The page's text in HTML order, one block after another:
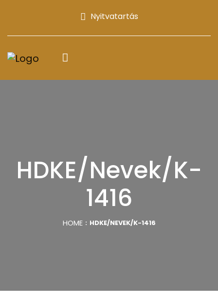
Nyitvatartás
HDKE/Nevek/K-
1416
HOME HDKE/NEVEK/K-1416